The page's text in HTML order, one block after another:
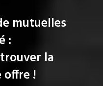
mutuelles
:
la
offre !